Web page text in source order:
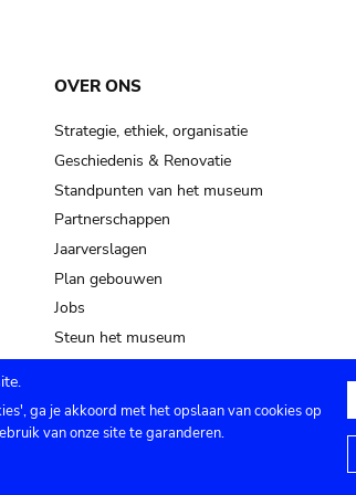
OVER ONS
Strategie, ethiek, organisatie
Geschiedenis & Renovatie
Standpunten van het museum
Partnerschappen
Jaarverslagen
Plan gebouwen
Jobs
Steun het museum
Privacy instellingen
ga je akkoord met het opslaan van cookies op
van onze site te garanderen.